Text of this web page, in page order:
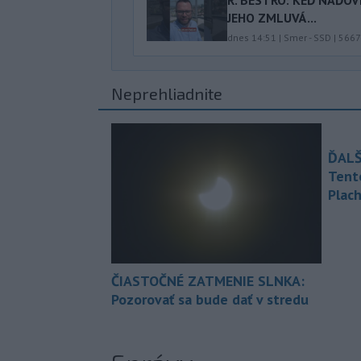
JEHO ZMLUVÁ...
dnes 14:51 | Smer - SSD | 5667
Neprehliadnite
ČIASTOČNÉ ZATMENIE SLNKA:
Pozorovať sa bude dať v stredu